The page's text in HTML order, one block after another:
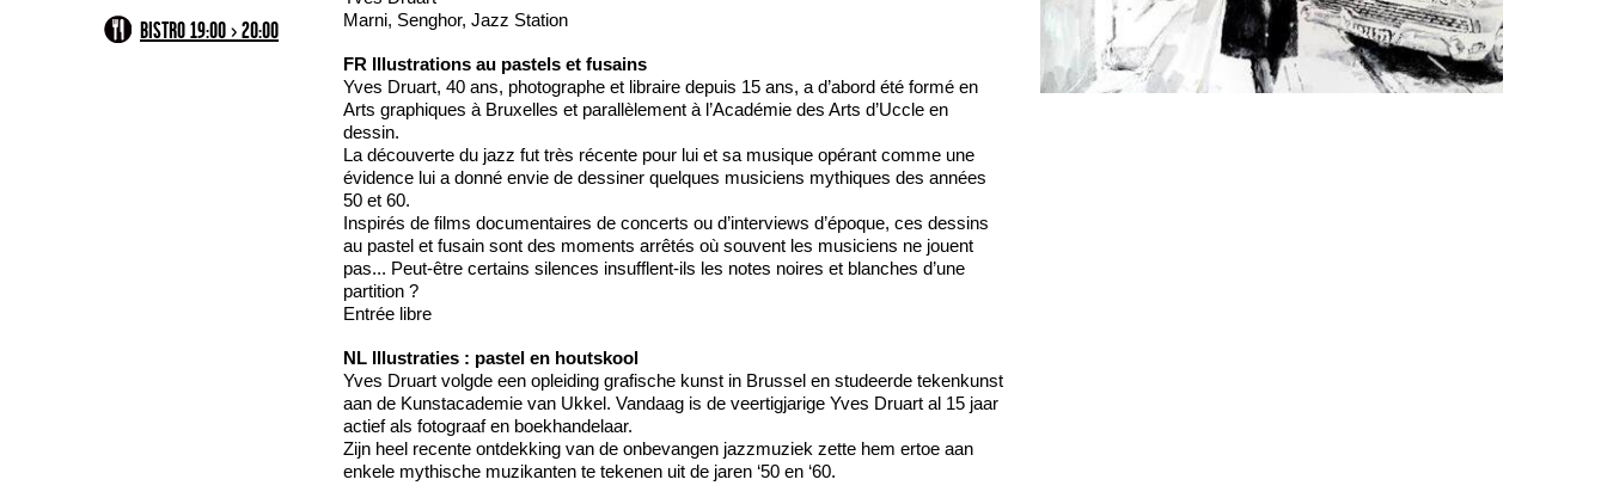
Marni, Senghor, Jazz Station
FR Illustrations au pastels et fusains
Yves Druart, 40 ans, photographe et libraire depuis 15 ans, a d’abord été formé en
Arts graphiques à Bruxelles et parallèlement à l’Académie des Arts d’Uccle en
dessin.
La découverte du jazz fut très récente pour lui et sa musique opérant comme une
évidence lui a donné envie de dessiner quelques musiciens mythiques des années
50 et 60.
Inspirés de films documentaires de concerts ou d’interviews d’époque, ces dessins
au pastel et fusain sont des moments arrêtés où souvent les musiciens ne jouent
pas... Peut-être certains silences insufflent-ils les notes noires et blanches d’une
partition ?
Entrée libre
NL Illustraties : pastel en houtskool
Yves Druart volgde een opleiding grafische kunst in Brussel en studeerde tekenkunst
aan de Kunstacademie van Ukkel. Vandaag is de veertigjarige Yves Druart al 15 jaar
actief als fotograaf en boekhandelaar.
Zijn heel recente ontdekking van de onbevangen jazzmuziek zette hem ertoe aan
enkele mythische muzikanten te tekenen uit de jaren ‘50 en ‘60.
BISTRO 19:00 > 20:00